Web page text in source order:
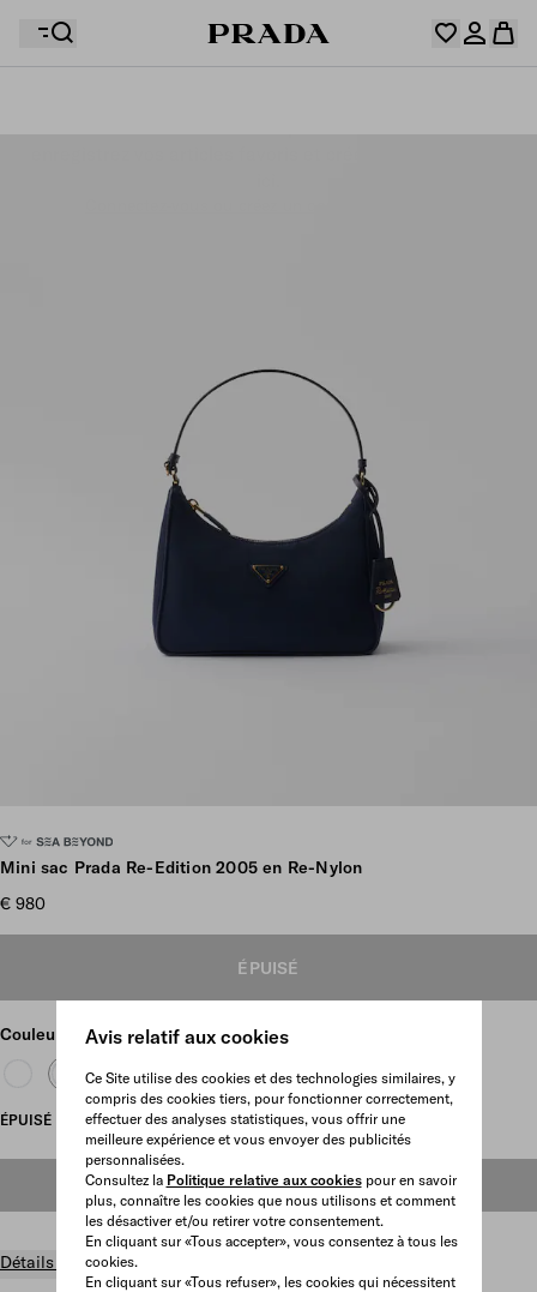
Avis relatif aux cookies
Ce Site utilise des cookies et des technologies similaires, y
compris des cookies tiers, pour fonctionner correctement,
effectuer des analyses statistiques, vous offrir une
meilleure expérience et vous envoyer des publicités
personnalisées.
Consultez la Politique relative aux cookiespour en savoir
plus, connaître les cookies que nous utilisons et comment
les désactiver et/ou retirer votre consentement.
En cliquant sur «Tous accepter», vous consentez à tous les
cookies.
En cliquant sur «Tous refuser», les cookies qui nécessitent
Mini sac Prada Re-Edition 2005 en Re-Nylon
€ 980
ÉPUISÉ
Couleur Bleualtique
ÉPUISÉ
ÉPUISÉ
Détails du produit